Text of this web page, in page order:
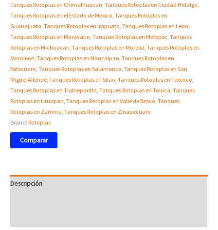
Tanques Rotoplas en Chimalhuacan ,Tanques Rotoplas en Ciudad Hidalgo
Tanques Rotoplas en el Estado de Mexico ,Tanques Rotoplas en
Guanajuato ,Tanques Rotoplas en Irapuato ,Tanques Rotoplas en Leon
Tanques Rotoplas en Maravatio ,Tanques Rotoplas en Metepec ,Tanques
Rotoplas en Michoacan ,Tanques Rotoplas en Morelia ,Tanques Rotoplas en
Moroleon ,Tanques Rotoplas en Naucalpan ,Tanques Rotoplas en
Patzcuaro ,Tanques Rotoplas en Salamanca ,Tanques Rotoplas en San
Miguel Allende ,Tanques Rotoplas en Silao ,Tanques Rotoplas en Texcoco
Tanques Rotoplas en Tlalnepantla ,Tanques Rotoplas en Toluca ,Tanques
Rotoplas en Uruapan ,Tanques Rotoplas en Valle de Bravo ,Tanques
Rotoplas en Zamora ,Tanques Rotoplas en Zinapecuaro
Brand:Rotoplas
Comparar
Descripción